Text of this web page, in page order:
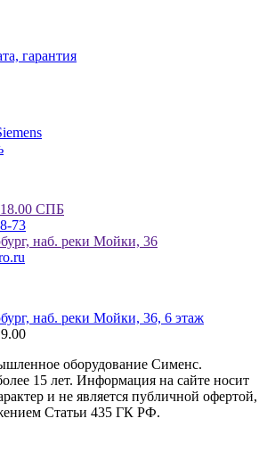
гарантия
СПБ
73
наб. реки Мойки, 36
наб. реки Мойки, 36, 6 этаж
оборудование Сименс.
15 лет. Информация на сайте носит
и не является публичной офертой,
Статьи 435 ГК РФ.